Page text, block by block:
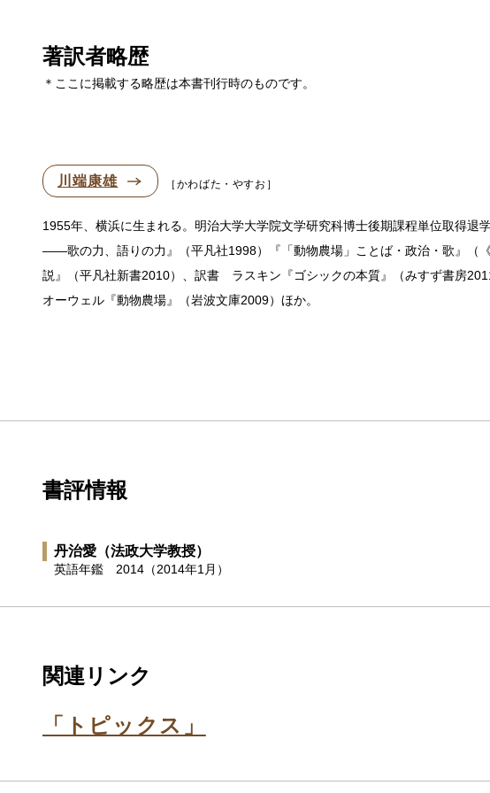
著訳者略歴
＊ここに掲載する略歴は本書刊行時のものです。
川端康雄 かわばた・やすお
1955年、横浜に生まれる。明治大学大学院文学研究科博士後期課程単位取得
——歌の力、語りの力』（平凡社1998）『「動物農場」ことば・政治・歌』
説』（平凡社新書2010）、訳書 ラスキン『ゴシックの本質』（みすず書房
オーウェル『動物農場』（岩波文庫2009）ほか。
書評情報
丹治愛（法政大学教授）
英語年鑑 2014（2014年1月）
関連リンク
「トピックス」